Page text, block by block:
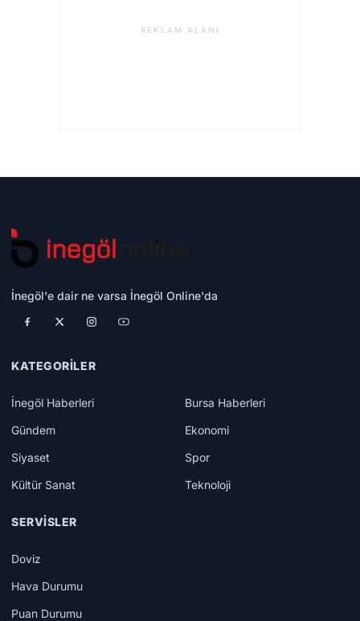
REKLAM ALANI
İnegöl'e dair ne varsa İnegöl Online'da
KATEGORILER
İnegöl Haberleri
Bursa Haberleri
Gündem
Ekonomi
Siyaset
Spor
Kültür Sanat
Teknoloji
SERVISLER
Doviz
Hava Durumu
Puan Durumu